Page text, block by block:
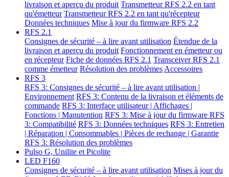
livraison et aperçu du produit Transmetteur RFS 2.2 en tant
qu'émetteur Transmetteur RFS 2.2 en tant qu'récepteur
Données techniques Mise à jour du firmware RFS 2.2
RFS 2.1
Consignes de sécurité – à lire avant utilisation Étendue de la
livraison et aperçu du produit Fonctionnement en émetteur ou
en récepteur Fiche de données RFS 2.1 Transceiver RFS 2.1
comme émetteur Résolution des problèmes Accessoires
RFS 3
RFS 3: Consignes de sécurité – à lire avant utilisation |
Environnement RFS 3: Contenu de la livraison et éléments de
commande RFS 3: Interface utilisateur | Affichages |
Fonctions | Manutention RFS 3: Mise à jour du firmware RFS
3: Compatibilité RFS 3: Données techniques RFS 3: Entretien
| Réparation | Consommables | Pièces de rechange | Garantie
RFS 3: Résolution des problèmes
Pulso G, Unilite et Picolite
LED F160
Consignes de sécurité – à lire avant utilisation Mises à jour du